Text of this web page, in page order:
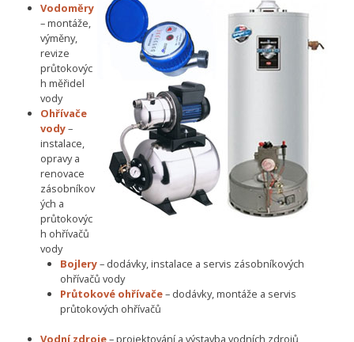
Vodoměry
– montáže,
výměny,
revize
průtokovýc
h měřidel
vody
Ohřívače
vody–
instalace,
opravy a
renovace
zásobníkov
ých a
průtokovýc
h ohřívačů
vody
Bojlery– dodávky, instalace a servis zásobníkových
ohřívačů vody
Průtokové ohřívače– dodávky, montáže a servis
průtokových ohřívačů
Vodní zdroje– projektování a výstavba vodních zdrojů,